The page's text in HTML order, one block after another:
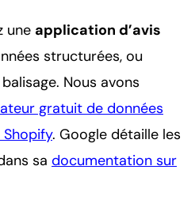
une application d’avis
structurées, ou
Nous avons
gratuit de données
. Google détaille les
sa documentation sur